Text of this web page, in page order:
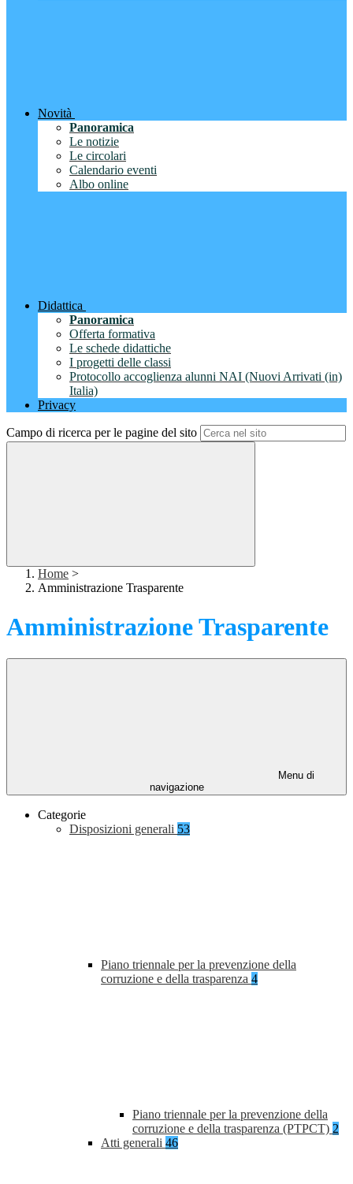
Novità
Panoramica
Le notizie
Le circolari
Calendario eventi
Albo online
Didattica
Panoramica
Offerta formativa
Le schede didattiche
I progetti delle classi
Protocollo accoglienza alunni NAI (Nuovi Arrivati (in)
Italia)
Privacy
Campo di ricerca per le pagine del sito
Home >
Amministrazione Trasparente
Amministrazione Trasparente
Menu di
navigazione
Categorie
Disposizioni generali 53
Piano triennale per la prevenzione della
corruzione e della trasparenza 4
Piano triennale per la prevenzione della
corruzione e della trasparenza (PTPCT) 2
Atti generali 46